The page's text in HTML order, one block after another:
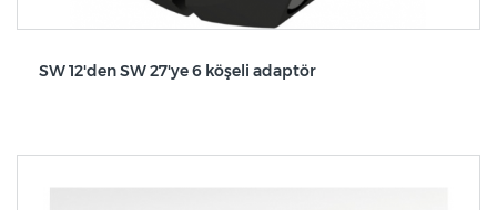
SW 12'den SW 27'ye 6 köşeli adaptör